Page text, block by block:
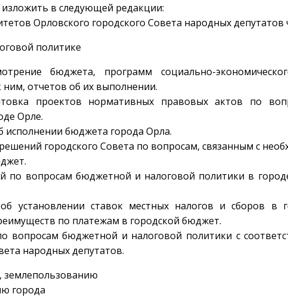
в следующей редакции:
Орловского городского Совета народных депутатов
политике
бюджета, программ социально-
отчетов об их выполнении.
проектов нормативных правовых актов по
Орле.
исполнении бюджета города Орла.
городского Совета по вопросам, связанным с
по вопросам бюджетной и налоговой политики в
установлении ставок местных налогов и сборов в
по платежам в городской бюджет.
вопросам бюджетной и налоговой политики с
народных депутатов.
землепользованию
города